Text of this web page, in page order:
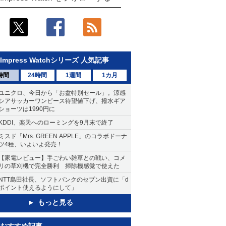
Impress Watchシリーズ 人気記事
間 24時間 1週間 1カ月
ニクロ、今日から「お盆特別セール」。涼感
アサッカーワンピース待望値下げ、撥水ギア
ョーツは1990円に
、楽天へのローミングを9月末で終了
スド「Mrs. GREEN APPLE」のコラボドーナ
4種、いよいよ発売！
家電レビュー】手ごわい雑草との戦い、コメ
の草刈機で完全勝利 掃除機感覚で使えた
島田社長、ソフトバンクのセブン出資に「d
イント使えるようにして」
もっと見る